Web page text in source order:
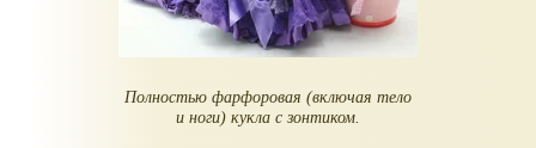
Полностью фарфоровая (включая тело
и ноги) кукла с зонтиком.